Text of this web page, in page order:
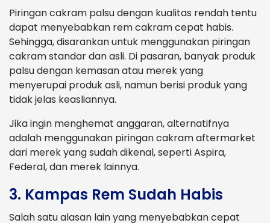
Piringan cakram palsu dengan kualitas rendah tentu
dapat menyebabkan rem cakram cepat habis.
Sehingga, disarankan untuk menggunakan piringan
cakram standar dan asli. Di pasaran, banyak produk
palsu dengan kemasan atau merek yang
menyerupai produk asli, namun berisi produk yang
tidak jelas keasliannya.
Jika ingin menghemat anggaran, alternatifnya
adalah menggunakan piringan cakram aftermarket
dari merek yang sudah dikenal, seperti Aspira,
Federal, dan merek lainnya.
3. Kampas Rem Sudah Habis
Salah satu alasan lain yang menyebabkan cepat